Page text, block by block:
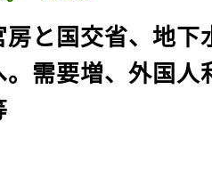
房と国交省、地下
需要増、外国人